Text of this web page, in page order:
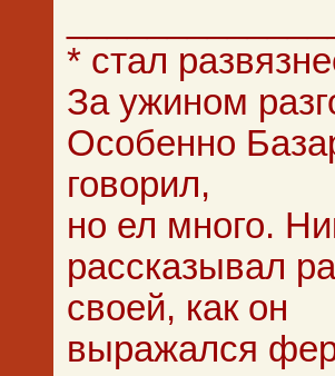
* стал
За ужином
Особенно
говорил,
но ел много.
рассказывал
своей, как он
выражался